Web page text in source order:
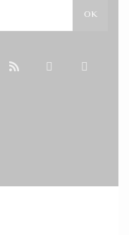
OK